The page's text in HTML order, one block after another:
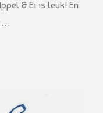
& Ei is leuk! En
…